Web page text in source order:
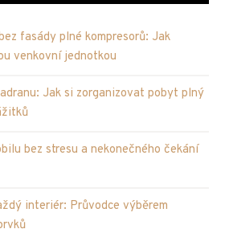
fasády plné kompresorů: Jak
venkovní jednotkou
Jak si zorganizovat pobyt plný
bez stresu a nekonečného čekání
interiér: Průvodce výběrem